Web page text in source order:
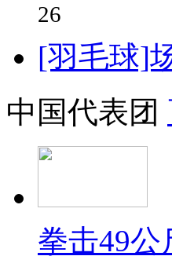
26
[羽毛球]
中国代表团
拳击49